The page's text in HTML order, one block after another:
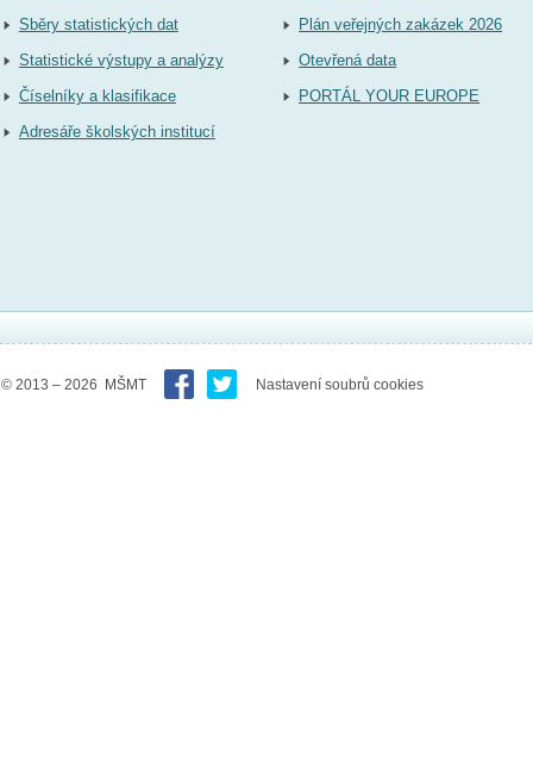
Sběry statistických dat
Statistické výstupy a analýzy
Číselníky a klasifikace
Adresáře školských institucí
Plán veřejných zakázek 2026
Otevřená data
PORTÁL YOUR EUROPE
© 2013 – 2026 MŠMT Nastavení soubrů cookies